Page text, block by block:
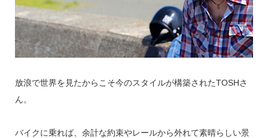
放浪で世界を見たからこそ今のスタイルが構築されたTOSHさ
ん。
バイクに乗れば、余計な約束やレールから外れて素晴らしい景